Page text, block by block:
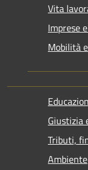
Vita
Imprese
Mobilità
Giustizia
Tributi,
Ambiente